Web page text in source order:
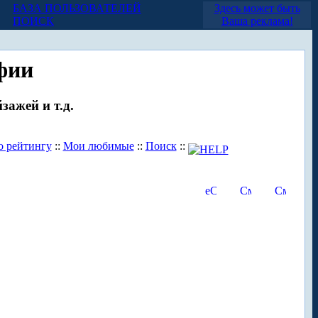
БАЗА ПОЛЬЗОВАТЕЛЕЙ
ПОИСК
Здесь может быть
Ваша реклама!
и т.д.
рейтингу:: Мои любимые:: Поиск::